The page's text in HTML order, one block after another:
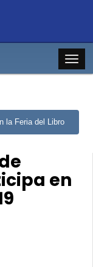
la Feria del Libro
en